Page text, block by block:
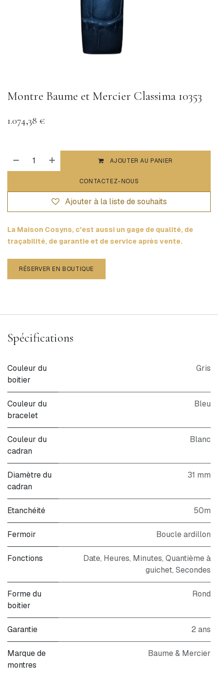
Montre Baume et Mercier Classima 10353
1.074,38 €
AJOUTER AU PANIER
CONTACTEZ-NOUS
Ajouter à la liste de souhaits
La Maison Cosyns, c'est aussi un gage de qualité, de
traçabilité, de garantie et de service après vente.
RÉSERVER EN BOUTIQUE
Spécifications
Couleur du
boitier
Gris
Couleur du
bracelet
Bleu
Couleur du
cadran
Blanc
Diamètre du
cadran
31 mm
Etanchéité 50m
Fermoir Boucle ardillon
Fonctions
Date, Heures, Minutes, Quantième à
guichet, Secondes
Forme du
boitier
Rond
Garantie 2 ans
Marque de
montres
Baume & Mercier